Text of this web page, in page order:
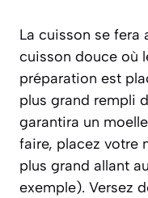
La cuisson se fera
cuisson douce où
préparation est
plus grand rempli
garantira un
faire, placez votre
plus grand allant
exemple). Versez